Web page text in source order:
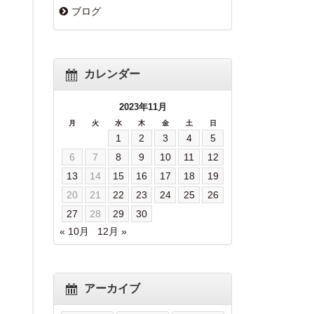
ブログ
カレンダー
2023年11月
月 火 水 木 金 土 日
1 2 3 4
5
6
7 8 9 10 11
12
13
14 15 16 17 18
19
20
21 22 23 24 25
26
27
28 29
30
« 10月
12月 »
アーカイブ